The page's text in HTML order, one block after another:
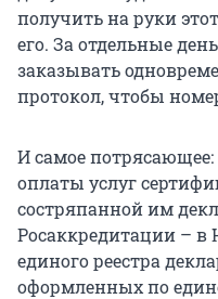
получить на руки
его. За отдельные
заказывать
протокол, чтобы
И самое потрясающее:
оплаты услуг
состряпанной им
Росаккредитации – в
единого реестра
оформленных по